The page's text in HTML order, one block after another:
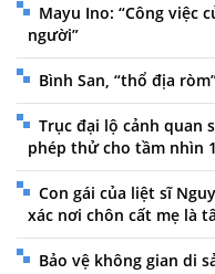
Mayu Ino: “Công việc
người”
Bình San, “thổ địa
Trục đại lộ cảnh quan
phép thử cho tầm nhìn
Con gái của liệt sĩ
xác nơi chôn cất mẹ là
Bảo vệ không gian di